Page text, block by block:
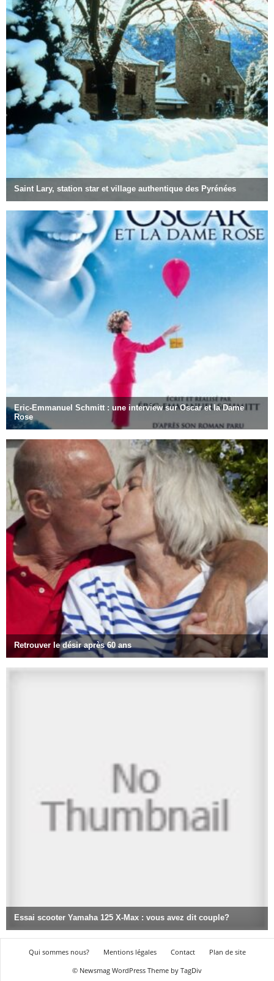
Qui sommes nous? Mentions légales Contact
Plan de site
© Newsmag WordPress Theme by TagDiv